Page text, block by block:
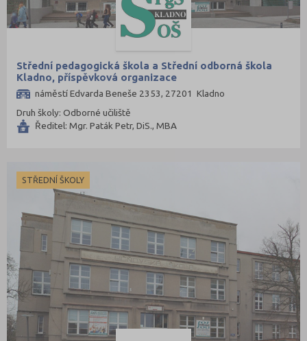
Střední pedagogická škola a Střední odborná škola
Kladno, příspěvková organizace
náměstí Edvarda Beneše 2353, 27201 Kladno
Druh školy: Odborné učiliště
Ředitel: Mgr. Paták Petr, DiS., MBA
STŘEDNÍ ŠKOLY